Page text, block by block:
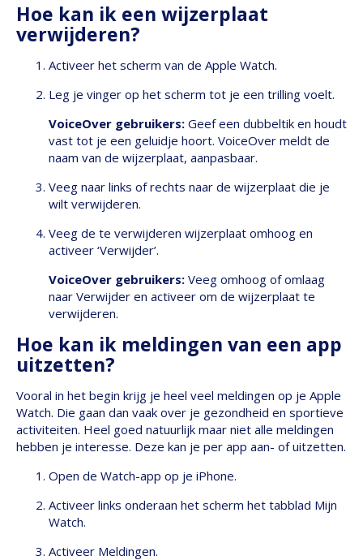
Hoe kan ik een wijzerplaat
verwijderen?
Activeer het scherm van de Apple Watch.
Leg je vinger op het scherm tot je een trilling voelt.
VoiceOver gebruikers: Geef een dubbeltik en houdt
vast tot je een geluidje hoort. VoiceOver meldt de
naam van de wijzerplaat, aanpasbaar.
Veeg naar links of rechts naar de wijzerplaat die je
wilt verwijderen.
Veeg de te verwijderen wijzerplaat omhoog en
activeer ‘Verwijder’.
VoiceOver gebruikers: Veeg omhoog of omlaag
naar Verwijder en activeer om de wijzerplaat te
verwijderen.
Hoe kan ik meldingen van een app
uitzetten?
Vooral in het begin krijg je heel veel meldingen op je Apple
Watch. Die gaan dan vaak over je gezondheid en sportieve
activiteiten. Heel goed natuurlijk maar niet alle meldingen
hebben je interesse. Deze kan je per app aan- of uitzetten.
Open de Watch-app op je iPhone.
Activeer links onderaan het scherm het tabblad Mijn
Watch.
Activeer Meldingen.